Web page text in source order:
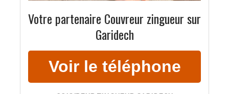
Votre partenaire Couvreur zingueur sur
Garidech